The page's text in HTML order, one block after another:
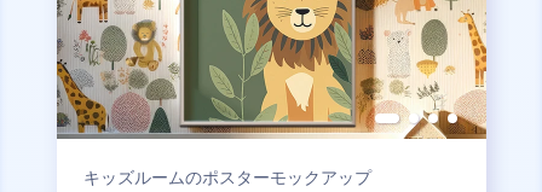
キッズルームのポスターモックアップ